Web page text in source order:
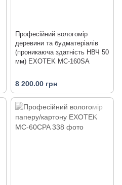
Професійний вологомір
деревини та будматеріалів
(проникаюча здатність НВЧ 50
мм) EXOTEK MC-160SA
8 200.00 грн